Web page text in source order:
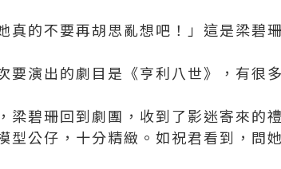
真的不要再胡思亂想吧！」這是梁碧
要演出的劇目是《亨利八世》，有很
梁碧珊回到劇團，收到了影迷寄來的
型公仔，十分精緻。如祝君看到，問